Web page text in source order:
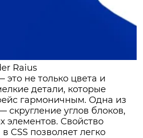
Raius
не только цвета и
детали, которые
гармоничным. Одна из
скругление углов блоков,
элементов. Свойство
в CSS позволяет легко